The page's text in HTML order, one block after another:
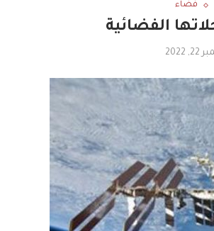
فضاء
الفضائية
2022